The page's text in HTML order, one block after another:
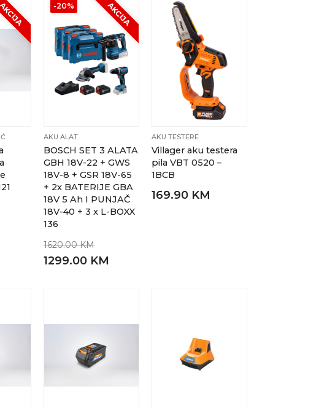
-20% AKCIJA
AKU ALAT
BOSCH SET 3 ALATA
GBH 18V-22 + GWS
18V-8 + GSR 18V-65
+ 2x BATERIJE GBA
18V 5 Ah I PUNJAČ
18V-40 + 3 x L-BOXX
136
1620.00 KM
1299.00 KM
AKU TESTERE
Villager aku testera
pila VBT 0520 –
1BCB
169.90 KM